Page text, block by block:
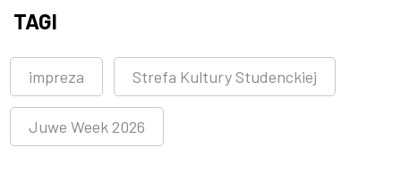
TAGI
impreza Strefa Kultury Studenckiej
Juwe Week 2026